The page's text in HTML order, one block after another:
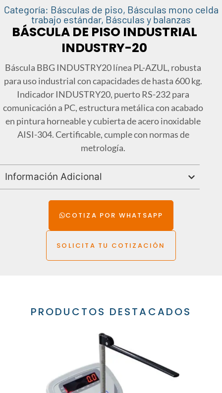
Categoría: Básculas de piso, Básculas mono celda
trabajo estándar,Básculas y balanzas
BÁSCULA DE PISO INDUSTRIAL
INDUSTRY-20
Báscula BBG INDUSTRY20 línea PL-AZUL, robusta
para uso industrial con capacidades de hasta 600 kg.
Indicador INDUSTRY20, puerto RS-232 para
comunicación a PC, estructura metálica con acabado
en pintura horneable y cubierta de acero inoxidable
AISI-304. Certificable, cumple con normas de
metrología.
Información Adicional
COTIZA POR WHATSAPP
SOLICITA TU COTIZACIÓN
PRODUCTOS DESTACADOS